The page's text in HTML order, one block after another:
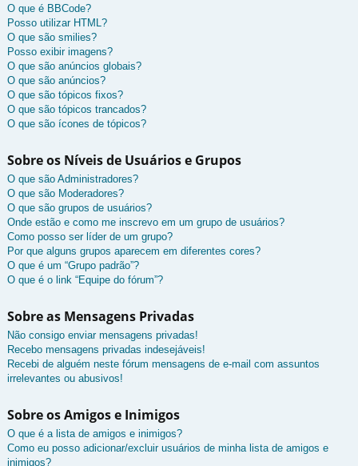
O que é BBCode?
Posso utilizar HTML?
O que são smilies?
Posso exibir imagens?
O que são anúncios globais?
O que são anúncios?
O que são tópicos fixos?
O que são tópicos trancados?
O que são ícones de tópicos?
Sobre os Níveis de Usuários e Grupos
O que são Administradores?
O que são Moderadores?
O que são grupos de usuários?
Onde estão e como me inscrevo em um grupo de usuários?
Como posso ser líder de um grupo?
Por que alguns grupos aparecem em diferentes cores?
O que é um “Grupo padrão”?
O que é o link “Equipe do fórum”?
Sobre as Mensagens Privadas
Não consigo enviar mensagens privadas!
Recebo mensagens privadas indesejáveis!
Recebi de alguém neste fórum mensagens de e-mail com assuntos
irrelevantes ou abusivos!
Sobre os Amigos e Inimigos
O que é a lista de amigos e inimigos?
Como eu posso adicionar/excluir usuários de minha lista de amigos e
inimigos?